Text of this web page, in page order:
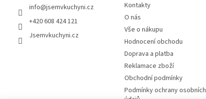
info@jsemvkuchyni.cz
+420 608 424 121
Jsemvkuchyni.cz
Kontakty
O nás
Vše o nákupu
Hodnocení obchodu
Doprava a platba
Reklamace zboží
Obchodní podmínky
Podmínky ochrany osobních